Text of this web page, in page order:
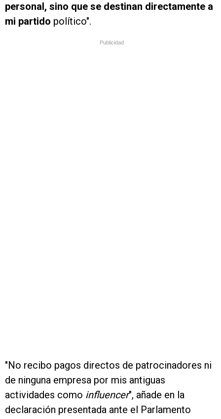
personal, sino que se destinan directamente a
mi partido político".
Publicidad
"No recibo pagos directos de patrocinadores ni
de ninguna empresa por mis antiguas
actividades como influencer", añade en la
declaración presentada ante el Parlamento